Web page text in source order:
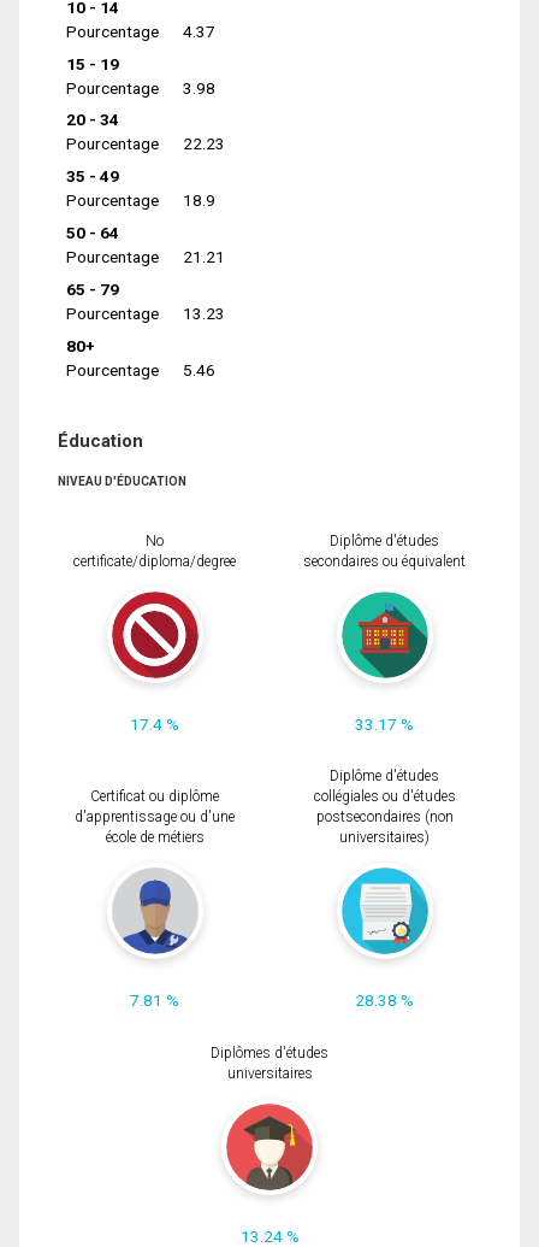
10 - 14
Pourcentage
4.37
15 - 19
Pourcentage
3.98
20 - 34
Pourcentage
22.23
35 - 49
Pourcentage
18.9
50 - 64
Pourcentage
21.21
65 - 79
Pourcentage
13.23
80+
Pourcentage
5.46
Éducation
NIVEAU D'ÉDUCATION
No
certificate/diploma/degree
17.4 %
Diplôme d'études
secondaires ou équivalent
33.17 %
Certificat ou diplôme
d'apprentissage ou d'une
école de métiers
7.81 %
Diplôme d'études
collégiales ou d'études
postsecondaires (non
universitaires)
28.38 %
Diplômes d'études
universitaires
13.24 %